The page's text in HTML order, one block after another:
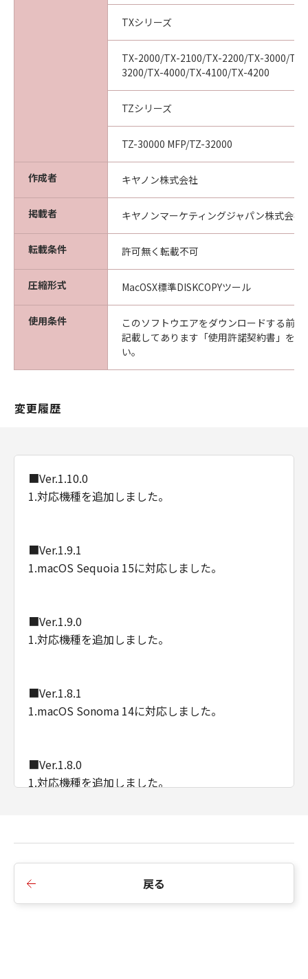
(1) 本契約は、お客様が「本ソフトウエア」を
インストールされた時点で発効し、下記(2)また
(2) お客様は、「本ソフトウエア」及びその複
製物のすべてを廃棄及び消去することにより、
本契約を終了させることができます。
(3) キヤノンは、お客様が本契約のいずれかの条
項に違反した場合、直ちに本契約を終了させる
(4) お客様は、上記(3)による本契約の終了後直
ちに、「本ソフトウエア」及びその複製物のす
べてを廃棄及び消去するものとします。
準拠法
U.S. GOVERNMENT RESTRICTED RIGHTS
The Software is a "commercial item," as that
term is defined at 48 C.F.R. 2.101 (Oct 1995),
consisting of "commercial computer
software" and "commercial computer
software documentation," as such terms are
used in 48 C.F.R. 12.212 (Sept 1995).
all U.S. Government End Users shall acquire
Shimomaruko 3-chome, Ohta-ku, Tokyo 146-
8501, Japan.
本条において、"the Software"という語は、本
以上
キヤノン株式会社
TXシリーズ
TX-2000/TX-2100/TX-2200/TX-3000/
3200/TX-4000/TX-4100/TX-4200
TZシリーズ
TZ-30000 MFP/TZ-32000
作成者 キヤノン株式会社
掲載者 キヤノンマーケティングジャパン株式会社
転載条件 許可無く転載不可
圧縮形式 MacOSX標準DISKCOPYツール
使用条件
このソフトウエアをダウンロードする前
記載してあります「使用許諾契約書」を
い。
変更履歴
■Ver.1.10.0
1.対応機種を追加しました。
■Ver.1.9.1
1.macOS Sequoia 15に対応しました。
■Ver.1.9.0
1.対応機種を追加しました。
■Ver.1.8.1
1.macOS Sonoma 14に対応しました。
■Ver.1.8.0
1.対応機種を追加しました。
戻る